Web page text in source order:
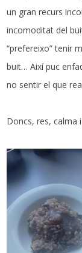
un gran recurs
incomoditat del
“prefereixo” tenir
buit… Així puc
no sentir el que
Doncs, res, calma